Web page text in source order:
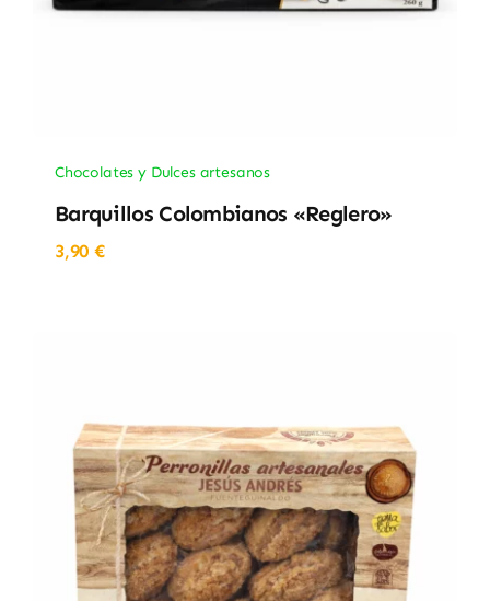
Chocolates y Dulces artesanos
Barquillos Colombianos «Reglero»
3,90€